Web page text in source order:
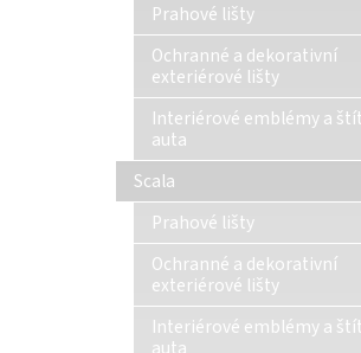
Prahové lišty
Ochranné a dekorativní
exteriérové lišty
Interiérové emblémy a
auta
Scala
Prahové lišty
Ochranné a dekorativní
exteriérové lišty
Interiérové emblémy a